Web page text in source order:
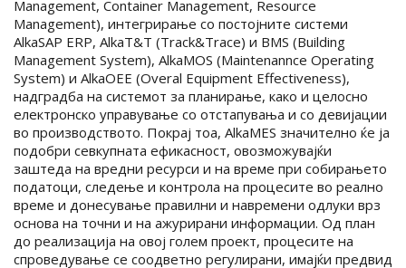
Management, Container Management, Resource
Management), интегрирање со постојните системи
AlkaSAP ERP, AlkaT&T (Track&Trace) и BMS (Building
Management System), AlkaMOS (Maintenannce Operating
System) и AlkaOEE (Overal Equipment Effectiveness),
надградба на системот за планирање, како и целосно
електронско управување со отстапувања и со девијации
во производството. Покрај тоа, AlkaMES значително ќе ја
подобри севкупната ефикасност, овозможувајќи
заштеда на вредни ресурси и на време при собирањето
податоци, следење и контрола на процесите во реално
време и донесување правилни и навремени одлуки врз
основа на точни и на ажурирани информации. Од план
до реализација на овој голем проект, процесите на
спроведување се соодветно регулирани, имајќи предвид